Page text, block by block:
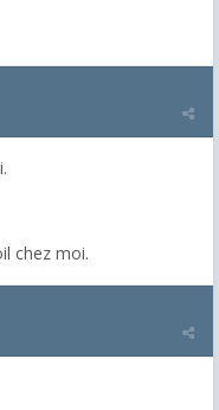
chez moi.